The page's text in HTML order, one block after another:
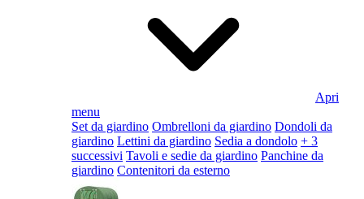
Apri
menu
Set da giardino Ombrelloni da giardino Dondoli da
giardino Lettini da giardino Sedia a dondolo + 3
successivi Tavoli e sedie da giardino Panchine da
giardino Contenitori da esterno